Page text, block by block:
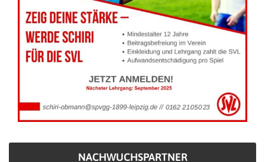
NACHWUCHSPARTNER